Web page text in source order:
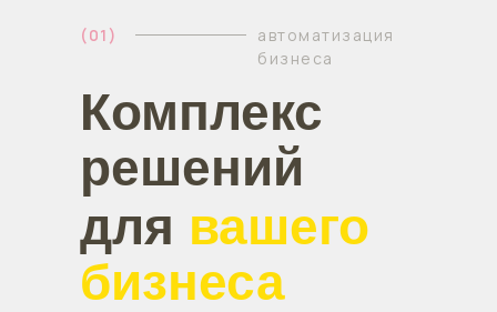
Комплекс
решений
для вашего
бизнеса
(01)
автоматизация
бизнеса